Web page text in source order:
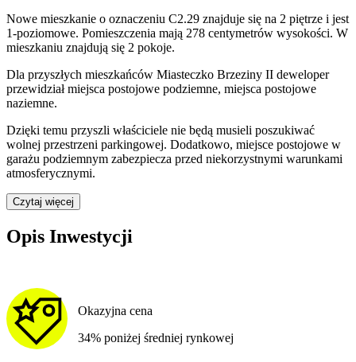
Nowe mieszkanie o oznaczeniu C2.29 znajduje się na 2 piętrze i jest
1-poziomowe. Pomieszczenia mają 278 centymetrów wysokości. W
mieszkaniu znajdują się 2 pokoje.
Dla przyszłych mieszkańców Miasteczko Brzeziny II deweloper
przewidziałmiejsca postojowe podziemne, miejsca postojowe
naziemne.
Dzięki temu przyszli właściciele nie będą musieli poszukiwać
wolnej przestrzeni parkingowej. Dodatkowo, miejsce postojowe w
garażu podziemnym zabezpiecza przed niekorzystnymi warunkami
atmosferycznymi.
Czytaj więcej
Opis Inwestycji
Okazyjna cena
34% poniżej średniej rynkowej